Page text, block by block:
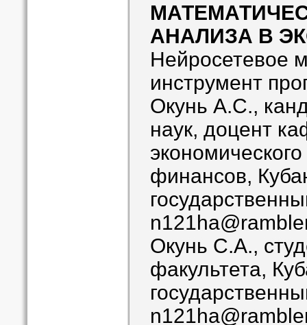
АНАЛИЗА В
Нейросетевое
инструмент
Окунь А.С.,
наук, доцент
финансов,
Окунь С.А.,
факультета,